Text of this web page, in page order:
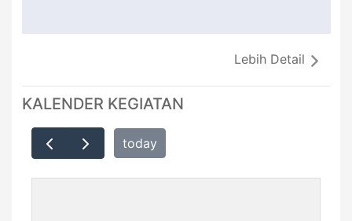
Lebih Detail
KALENDER KEGIATAN
today